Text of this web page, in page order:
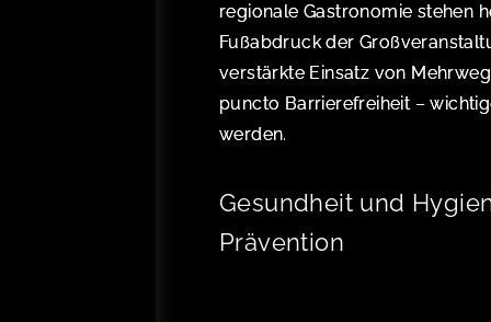
regionale Gastronomie stehen
Fußabdruck der
verstärkte Einsatz von
puncto Barrierefreiheit –
werden.
Gesundheit und
Prävention